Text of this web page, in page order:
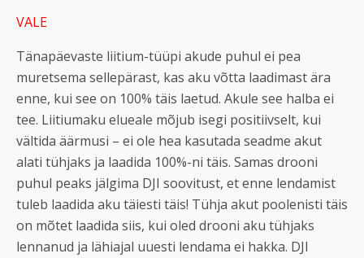
VALE
Tänapäevaste liitium-tüüpi akude puhul ei pea
muretsema sellepärast, kas aku võtta laadimast ära
enne, kui see on 100% täis laetud. Akule see halba ei
tee. Liitiumaku elueale mõjub isegi positiivselt, kui
vältida äärmusi – ei ole hea kasutada seadme akut
alati tühjaks ja laadida 100%-ni täis. Samas drooni
puhul peaks jälgima DJI soovitust, et enne lendamist
tuleb laadida aku täiesti täis! Tühja akut poolenisti täis
on mõtet laadida siis, kui oled drooni aku tühjaks
lennanud ja lähiajal uuesti lendama ei hakka. DJI